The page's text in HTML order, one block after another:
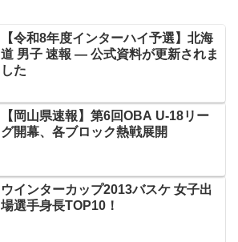
【令和8年度インターハイ予選】北海
道 男子 速報 — 公式資料が更新されま
した
【岡山県速報】第6回OBA U-18リー
グ開幕、各ブロック熱戦展開
ウインターカップ2013バスケ 女子出
場選手身長TOP10！